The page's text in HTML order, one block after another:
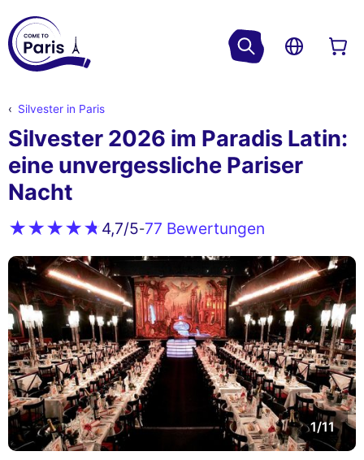
Silvester in Paris
Silvester 2026 im Paradis Latin:
eine unvergessliche Pariser
Nacht
4,7/5-77 Bewertungen
1/11